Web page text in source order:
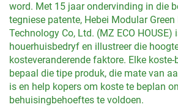
word. Met 15 jaar ondervinding in die
tegniese patente, Hebei Modular
Technology Co, Ltd. (MZ ECO
houerhuisbedryf en illustreer die
kosteveranderende faktore. Elke
bepaal die tipe produk, die mate van
is en help kopers om koste te beplan
behuisingbehoeftes te voldoen.